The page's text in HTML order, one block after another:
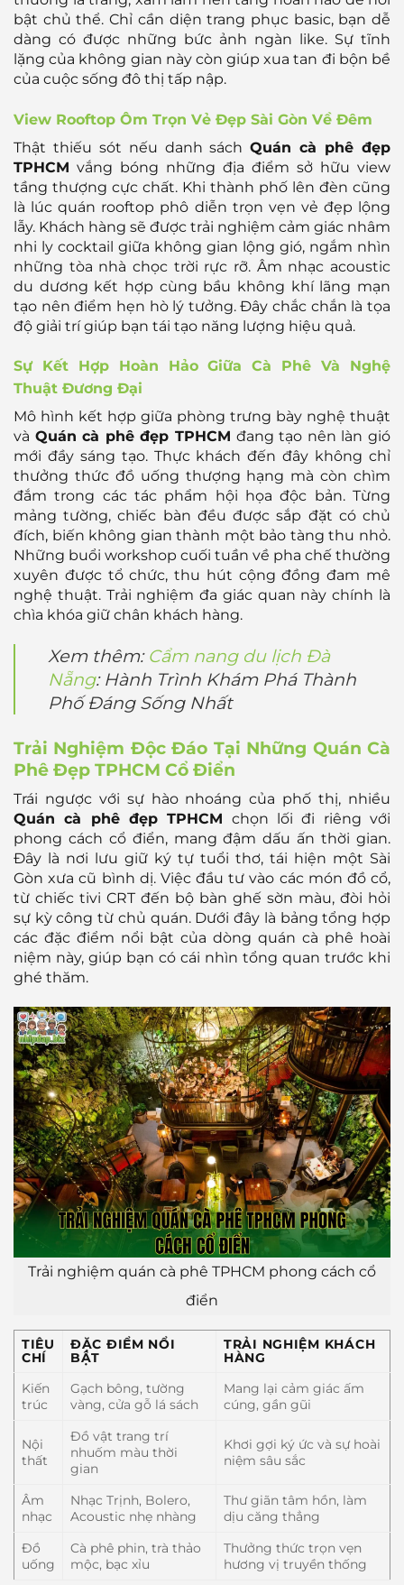
bật chủ thể. Chỉ cần diện trang phục basic, bạn dễ
dàng có được những bức ảnh ngàn like. Sự tĩnh
lặng của không gian này còn giúp xua tan đi bộn bề
của cuộc sống đô thị tấp nập.
View Rooftop Ôm Trọn Vẻ Đẹp Sài Gòn Về Đêm
Thật thiếu sót nếu danh sáchQuán cà phê đẹp
TPHCM vắng bóng những địa điểm sở hữu view
tầng thượng cực chất. Khi thành phố lên đèn cũng
là lúc quán rooftop phô diễn trọn vẹn vẻ đẹp lộng
lẫy. Khách hàng sẽ được trải nghiệm cảm giác nhâm
nhi ly cocktail giữa không gian lộng gió, ngắm nhìn
những tòa nhà chọc trời rực rỡ. Âm nhạc acoustic
du dương kết hợp cùng bầu không khí lãng mạn
tạo nên điểm hẹn hò lý tưởng. Đây chắc chắn là tọa
độ giải trí giúp bạn tái tạo năng lượng hiệu quả.
Sự Kết Hợp Hoàn Hảo Giữa Cà Phê Và Nghệ
Thuật Đương Đại
Mô hình kết hợp giữa phòng trưng bày nghệ thuật
và Quán cà phê đẹp TPHCM đang tạo nên làn gió
mới đầy sáng tạo. Thực khách đến đây không chỉ
thưởng thức đồ uống thượng hạng mà còn chìm
đắm trong các tác phẩm hội họa độc bản. Từng
mảng tường, chiếc bàn đều được sắp đặt có chủ
đích, biến không gian thành một bảo tàng thu nhỏ.
Những buổi workshop cuối tuần về pha chế thường
xuyên được tổ chức, thu hút cộng đồng đam mê
nghệ thuật. Trải nghiệm đa giác quan này chính là
chìa khóa giữ chân khách hàng.
Xem thêm: Cẩm nang du lịch Đà
Nẵng: Hành Trình Khám Phá Thành
Phố Đáng Sống Nhất
Trải Nghiệm Độc Đáo Tại Những Quán Cà
Phê Đẹp TPHCM Cổ Điển
Trái ngược với sự hào nhoáng của phố thị, nhiều
Quán cà phê đẹp TPHCM chọn lối đi riêng với
phong cách cổ điển, mang đậm dấu ấn thời gian.
Đây là nơi lưu giữ ký tự tuổi thơ, tái hiện một Sài
Gòn xưa cũ bình dị. Việc đầu tư vào các món đồ cổ,
từ chiếc tivi CRT đến bộ bàn ghế sờn màu, đòi hỏi
sự kỳ công từ chủ quán. Dưới đây là bảng tổng hợp
các đặc điểm nổi bật của dòng quán cà phê hoài
niệm này, giúp bạn có cái nhìn tổng quan trước khi
ghé thăm.
Trải nghiệm quán cà phê TPHCM phong cách cổ
điển
TIÊU
CHÍ
ĐẶC ĐIỂM NỔI
BẬT
TRẢI NGHIỆM KHÁCH
HÀNG
Kiến
trúc
Gạch bông, tường
vàng, cửa gỗ lá sách
Mang lại cảm giác ấm
cúng, gần gũi
Nội
thất
Đồ vật trang trí
nhuốm màu thời
gian
Khơi gợi ký ức và sự hoài
niệm sâu sắc
Âm
nhạc
Nhạc Trịnh, Bolero,
Acoustic nhẹ nhàng
Thư giãn tâm hồn, làm
dịu căng thẳng
Đồ
uống
Cà phê phin, trà thảo
mộc, bạc xỉu
Thưởng thức trọn vẹn
hương vị truyền thống